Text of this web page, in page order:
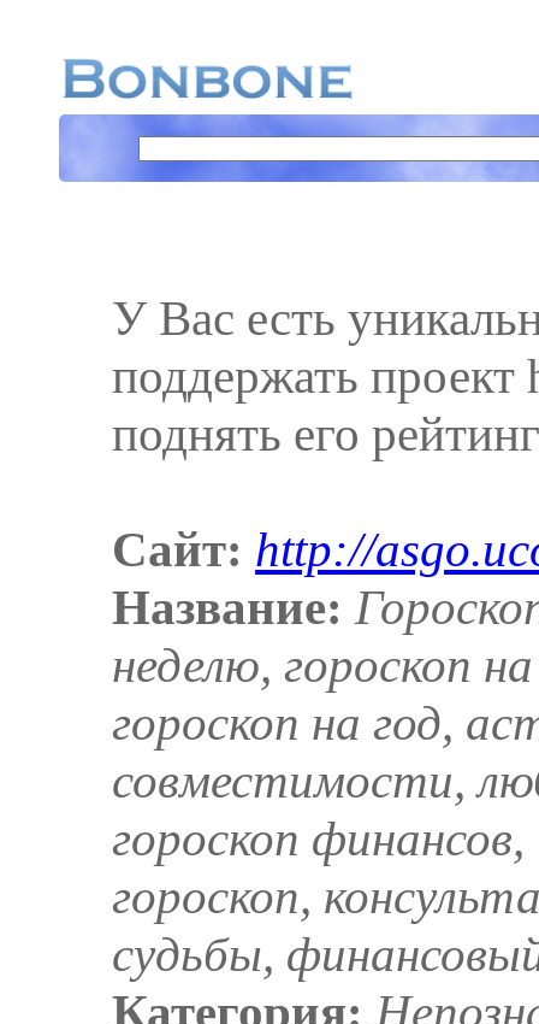
У Вас есть
поддержать
поднять его
Сайт: http://
Название:
неделю, гороскоп
гороскоп на год,
совместимости,
гороскоп
гороскоп,
судьбы,
Категория: